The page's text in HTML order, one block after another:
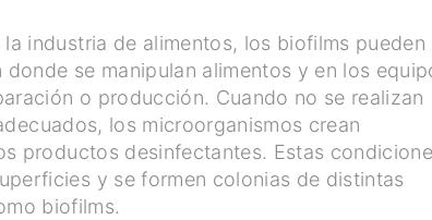
industria de alimentos, los biofilms pueden
se manipulan alimentos y en los
o producción. Cuando no se realizan
los microorganismos crean
productos desinfectantes. Estas
y se formen colonias de distintas
biofilms.